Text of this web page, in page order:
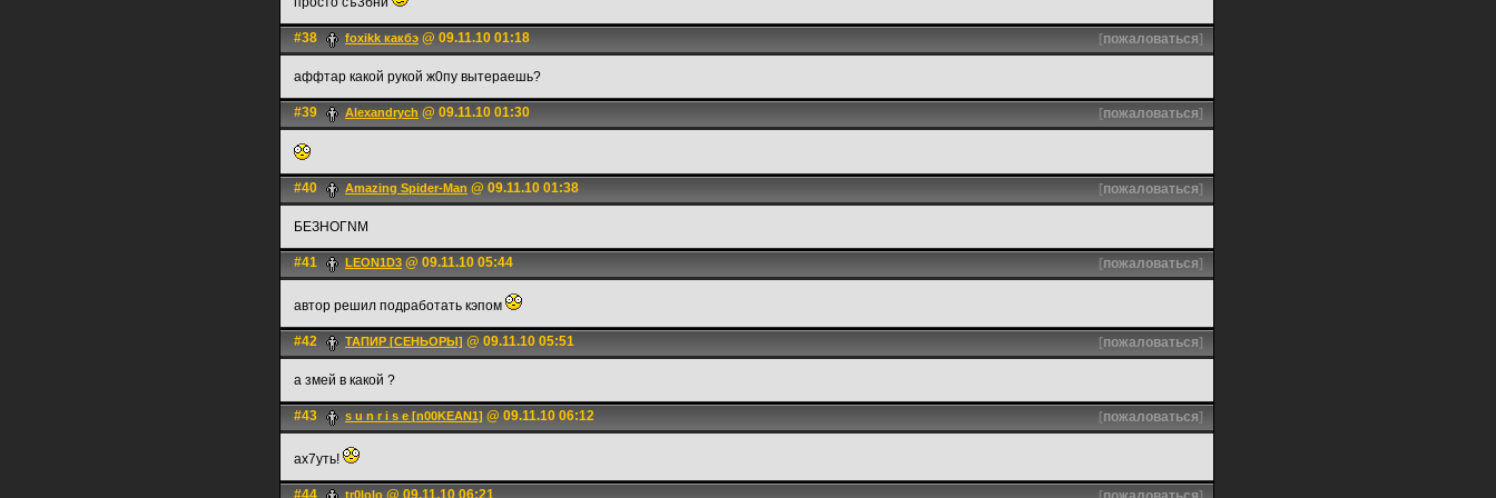
#38 foxikk какбэ @ 09.11.10 01:18 [пожаловаться]
аффтар какой рукой ж0пу вытераешь?
#39 Alexandrych @ 09.11.10 01:30 [пожаловаться]
#40 Amazing Spider-Man @ 09.11.10 01:38 [пожаловаться]
БЕЗНОГNМ
#41 LEON1D3 @ 09.11.10 05:44 [пожаловаться]
автор решил подработать кэпом
#42 ТАПИР [СЕНЬОРЫ] @ 09.11.10 05:51 [пожаловаться]
а змей в какой ?
#43 s u n r i s e [n00KEAN1] @ 09.11.10 06:12 [пожаловаться]
ах7уть!
#44 tr0lolo @ 09.11.10 06:21